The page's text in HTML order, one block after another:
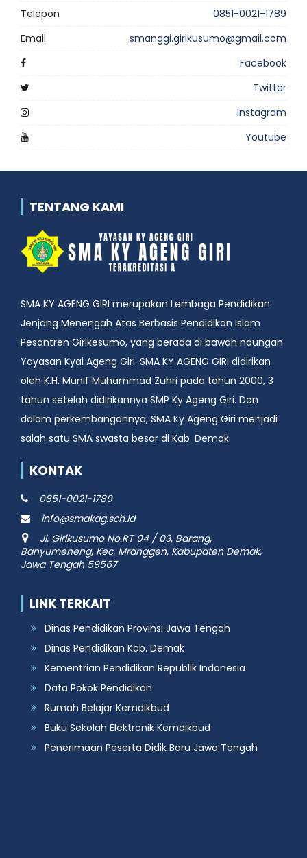
Telepon
0851-0021-1789
Email
smanggi.girikusumo@gmail.com
Facebook
Twitter
Instagram
Youtube
TENTANG KAMI
SMA KY AGENG GIRI merupakan Lembaga Pendidikan
Jenjang Menengah Atas Berbasis Pendidikan Islam
Pesantren Girikesumo, yang berada di bawah naungan
Yayasan Kyai Ageng Giri. SMA KY AGENG GIRI didirikan
oleh K.H. Munif Muhammad Zuhri pada tahun 2000, 3
tahun setelah didirikannya SMP Ky Ageng Giri. Dan
dalam perkembangannya, SMA Ky Ageng Giri menjadi
salah satu SMA swasta besar di Kab. Demak.
KONTAK
0851-0021-1789
info@smakag.sch.id
Jl. Girikusumo No.RT 04 / 03, Barang,
Banyumeneng, Kec. Mranggen, Kabupaten Demak,
Jawa Tengah 59567
LINK TERKAIT
Dinas Pendidikan Provinsi Jawa Tengah
Dinas Pendidikan Kab. Demak
Kementrian Pendidikan Republik Indonesia
Data Pokok Pendidikan
Rumah Belajar Kemdikbud
Buku Sekolah Elektronik Kemdikbud
Penerimaan Peserta Didik Baru Jawa Tengah